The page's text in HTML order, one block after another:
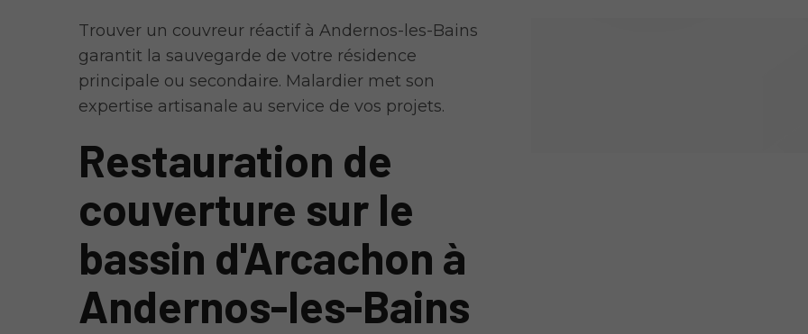
Trouver un couvreur réactif à Andernos-les-Bains
garantit la sauvegarde de votre résidence
principale ou secondaire. Malardier met son
expertise artisanale au service de vos projets.
Restauration de
couverture sur le
bassin d'Arcachon à
Andernos-les-Bains